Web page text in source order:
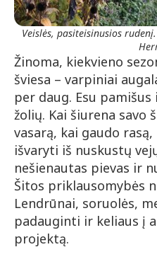
Veislės, pasiteisinusios
Žinoma, kiekvieno
šviesa – varpiniai
per daug. Esu
žolių. Kai šiurena savo
vasarą, kai gaudo
išvaryti iš nuskustų
nešienautas pievas ir
Šitos priklausomybės
Lendrūnai, soruolės,
padauginti ir keliaus į
projektą.